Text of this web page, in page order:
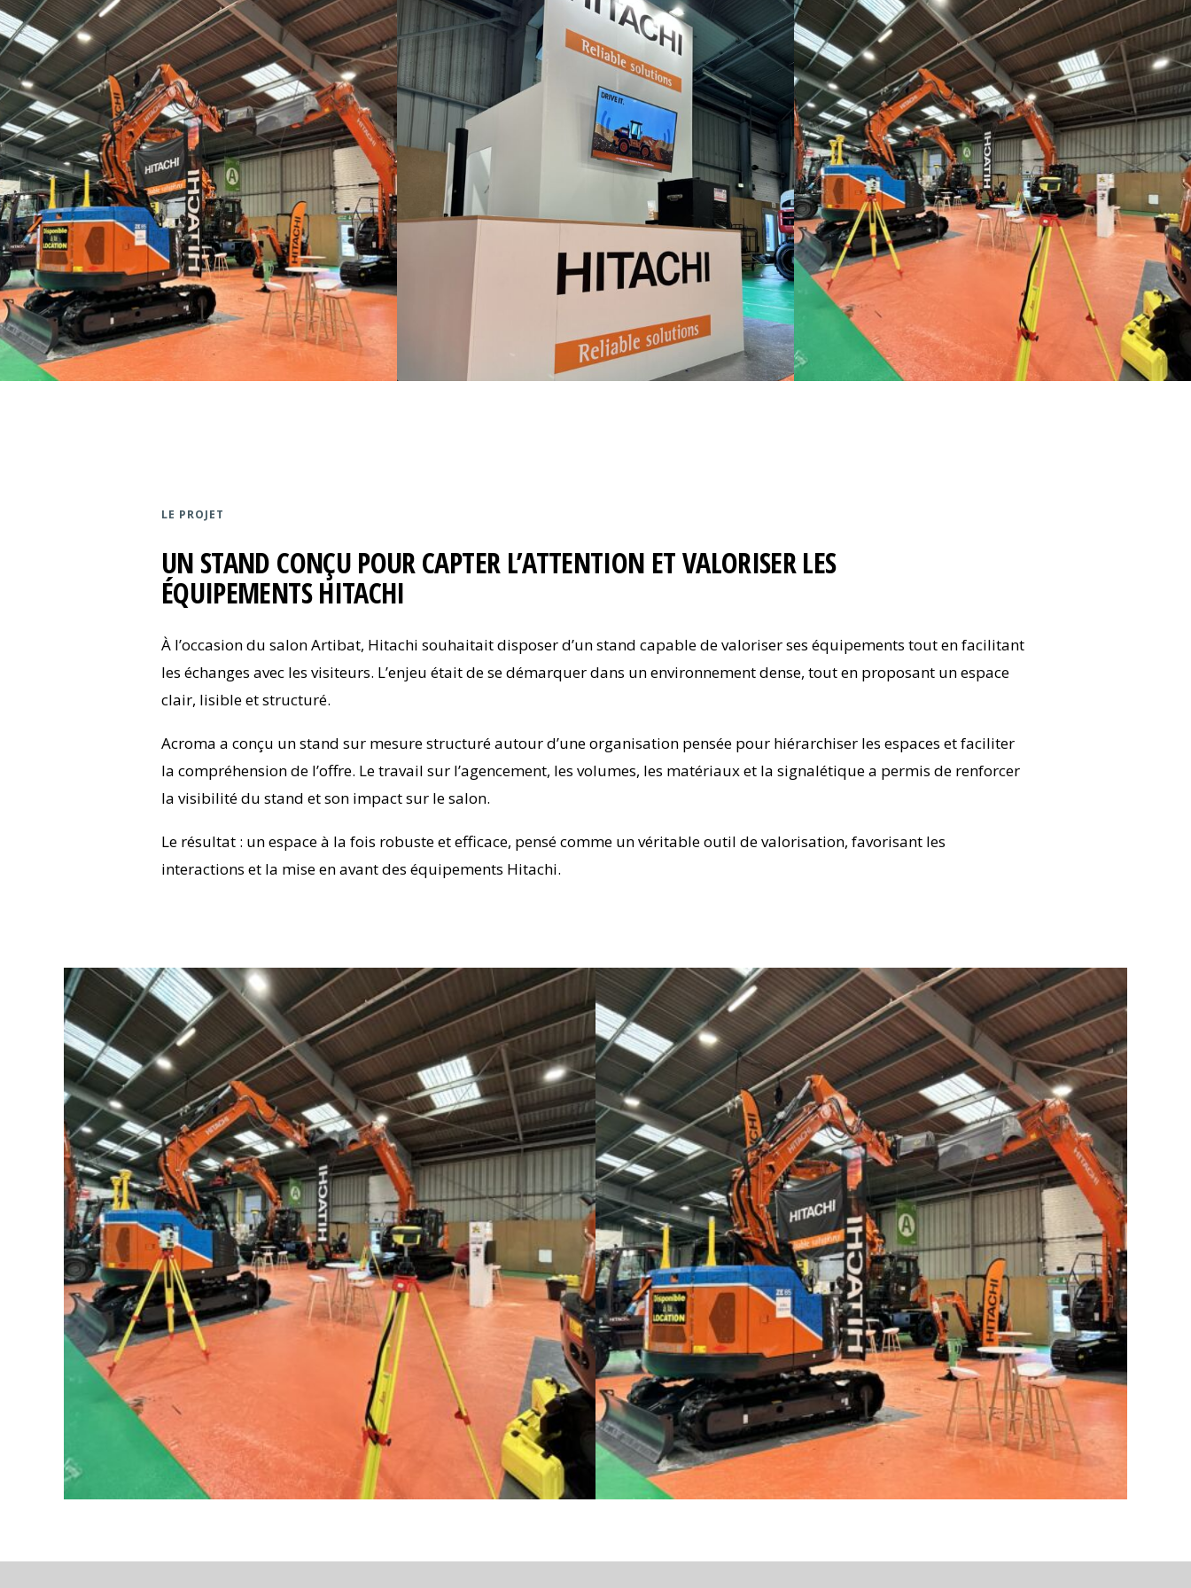
LE PROJET
UN STAND CONÇU POUR CAPTER L’ATTENTION ET VALORISER LES
ÉQUIPEMENTS HITACHI
À l’occasion du salon Artibat, Hitachi souhaitait disposer d’un stand capable de valoriser ses équipements tout en facilitant
les échanges avec les visiteurs. L’enjeu était de se démarquer dans un environnement dense, tout en proposant un espace
clair, lisible et structuré.
Acroma a conçu un stand sur mesure structuré autour d’une organisation pensée pour hiérarchiser les espaces et faciliter
la compréhension de l’offre. Le travail sur l’agencement, les volumes, les matériaux et la signalétique a permis de renforcer
la visibilité du stand et son impact sur le salon.
Le résultat : un espace à la fois robuste et efficace, pensé comme un véritable outil de valorisation, favorisant les
interactions et la mise en avant des équipements Hitachi.